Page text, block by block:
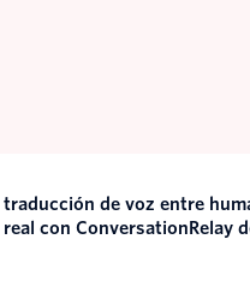
traducción de voz entre
con ConversationRelay